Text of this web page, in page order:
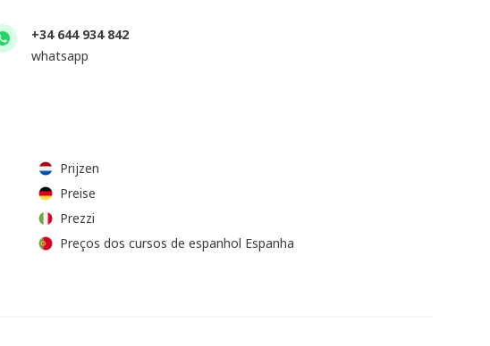
+34 644 934 842
whatsapp
Prijzen
Preise
Prezzi
Preços dos cursos de espanhol Espanha